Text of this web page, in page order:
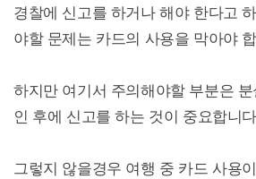
경찰에 신고를 하거나 해야 한다고
야할 문제는 카드의 사용을 막아야
하지만 여기서 주의해야할 부분은
인 후에 신고를 하는 것이 중요합니
그렇지 않을경우 여행 중 카드 사용